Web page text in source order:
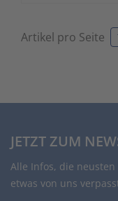
Artikel pro Seite
JETZT ZUM
Alle Infos, die
etwas von uns